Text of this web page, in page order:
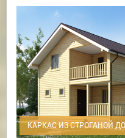
КАРКАС ИЗ СТРОГАНОЙ